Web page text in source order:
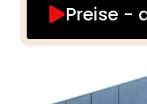
Preise -